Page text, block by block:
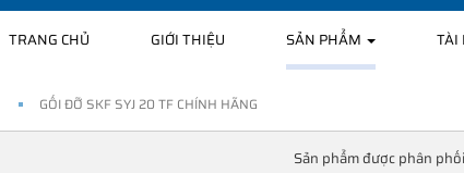
TRANG CHỦ GIỚI THIỆU SẢN PHẨM TÀI
GỐI ĐỠ SKF SYJ 20 TF CHÍNH HÃNG
Sản phẩm được phân